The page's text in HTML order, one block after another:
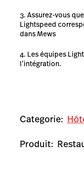
Assurez-vous
Lightspeed
dans Mews
Les équipes
l’intégration.
Categorie:
Produit: